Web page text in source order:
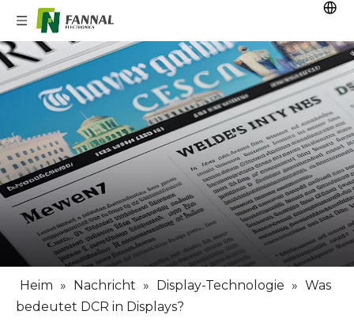
Heim » Nachricht » Display-Technologie » Was
bedeutet DCR in Displays?